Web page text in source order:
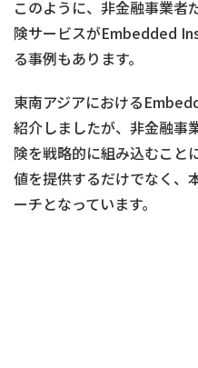
このように、非金融事業者
険サービスがEmbedded
る事例もあります。
東南アジアにおける
紹介しましたが、非金融事
険を戦略的に組み込むこと
値を提供するだけでなく、
ーチとなっています。